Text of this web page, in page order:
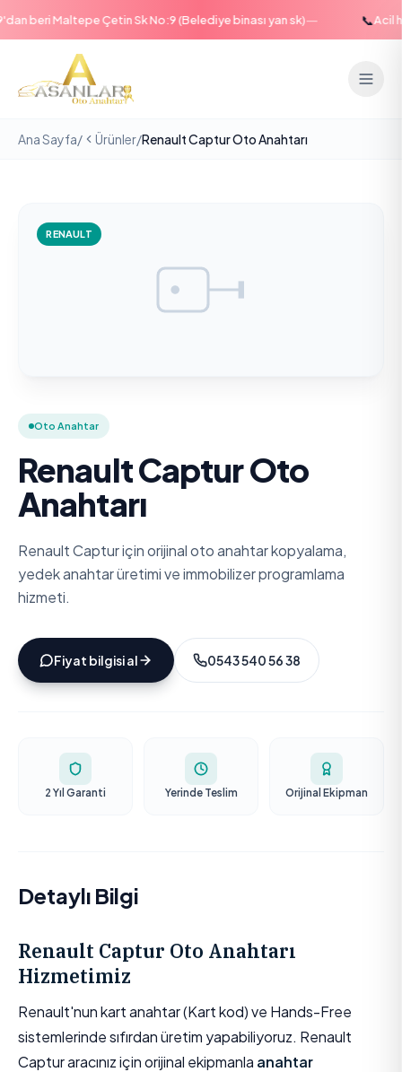
beri Maltepe Çetin Sk No:9 (Belediye binası yan sk)— Acil
Ana Sayfa/ Ürünler/Renault Captur Oto Anahtarı
RENAULT
Oto Anahtar
Renault Captur Oto
Anahtarı
Renault Captur için orijinal oto anahtar kopyalama,
yedek anahtar üretimi ve immobilizer programlama
hizmeti.
Fiyat bilgisi al 0543 540 56 38
2 Yıl Garanti Yerinde Teslim Orijinal Ekipman
Detaylı Bilgi
Renault Captur Oto Anahtarı
Hizmetimiz
Renault'nun kart anahtar (Kart kod) ve Hands-Free
sistemlerinde sıfırdan üretim yapabiliyoruz. Renault
Captur aracınız için orijinal ekipmanla anahtar